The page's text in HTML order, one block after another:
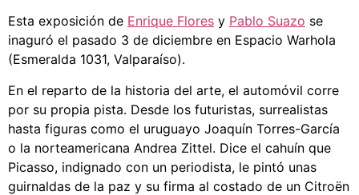
Esta exposición de Enrique Flores y Pablo Suazo se
inaguró el pasado 3 de diciembre en Espacio Warhola
(Esmeralda 1031, Valparaíso).
En el reparto de la historia del arte, el automóvil corre
por su propia pista. Desde los futuristas, surrealistas
hasta figuras como el uruguayo Joaquín Torres-García
o la norteamericana Andrea Zittel. Dice el cahuín que
Picasso, indignado con un periodista, le pintó unas
guirnaldas de la paz y su firma al costado de un Citroën